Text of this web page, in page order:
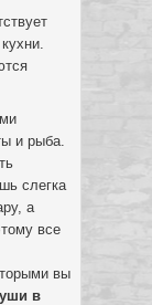
и рыба.
слегка
а
все
вы
в